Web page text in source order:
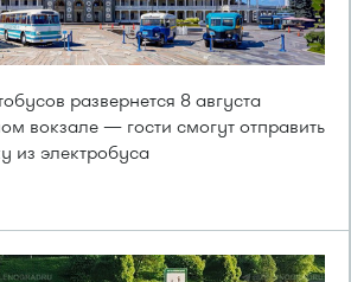
развернется 8 августа
вокзале — гости смогут отправить
из электробуса